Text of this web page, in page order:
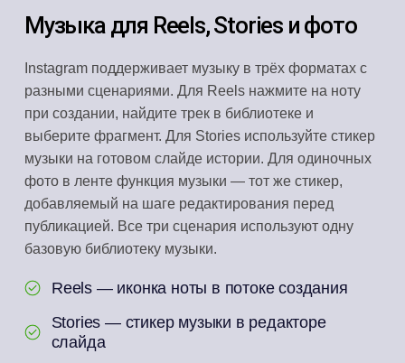
Музыка для Reels, Stories и фото
Instagram поддерживает музыку в трёх форматах с
разными сценариями. Для Reels нажмите на ноту
при создании, найдите трек в библиотеке и
выберите фрагмент. Для Stories используйте стикер
музыки на готовом слайде истории. Для одиночных
фото в ленте функция музыки — тот же стикер,
добавляемый на шаге редактирования перед
публикацией. Все три сценария используют одну
базовую библиотеку музыки.
Reels — иконка ноты в потоке создания
Stories — стикер музыки в редакторе
слайда